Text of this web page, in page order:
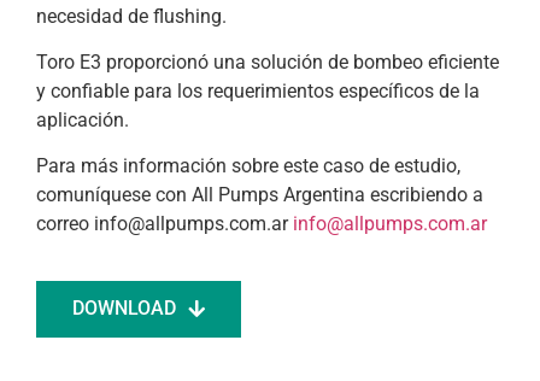
necesidad de flushing.
Toro E3 proporcionó una solución de bombeo eficiente
y confiable para los requerimientos específicos de la
aplicación.
Para más información sobre este caso de estudio,
comuníquese con All Pumps Argentina escribiendo a
correo info@allpumps.com.ar info@allpumps.com.ar
DOWNLOAD